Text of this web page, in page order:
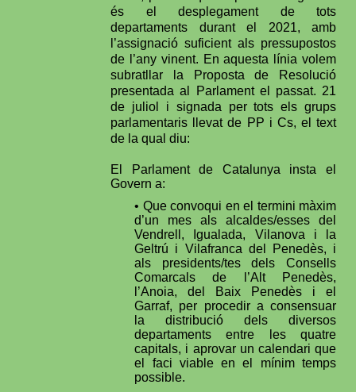
és el desplegament de tots
departaments durant el 2021, amb
l’assignació suficient als pressupostos
de l’any vinent. En aquesta línia volem
subratllar la Proposta de Resolució
presentada al Parlament el passat. 21
de juliol i signada per tots els grups
parlamentaris llevat de PP i Cs, el text
de la qual diu:
El Parlament de Catalunya insta el
Govern a:
• Que convoqui en el termini màxim
d’un mes als alcaldes/esses del
Vendrell, Igualada, Vilanova i la
Geltrú i Vilafranca del Penedès, i
als presidents/tes dels Consells
Comarcals de l’Alt Penedès,
l’Anoia, del Baix Penedès i el
Garraf, per procedir a consensuar
la distribució dels diversos
departaments entre les quatre
capitals, i aprovar un calendari que
el faci viable en el mínim temps
possible.